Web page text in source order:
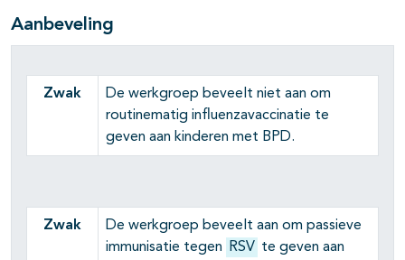
Aanbeveling
Zwak
De werkgroep beveelt niet aan om
routinematig influenzavaccinatie te
geven aan kinderen met BPD.
Zwak
De werkgroep beveelt aan om passieve
immunisatie tegen
RSV te geven aan